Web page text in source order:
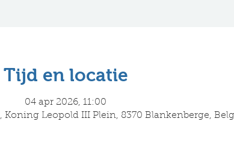
Tijd en locatie
04 apr 2026, 11:00
Leopold III Plein, 8370 Blankenberge,